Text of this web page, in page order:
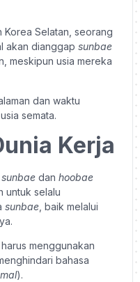
Korea Selatan, seorang
akan dianggap sunbae
meskipun usia mereka
dan waktu
semata.
Kerja
sunbae dan hoobae
untuk selalu
sunbae , baik melalui
harus menggunakan
bahasa
).